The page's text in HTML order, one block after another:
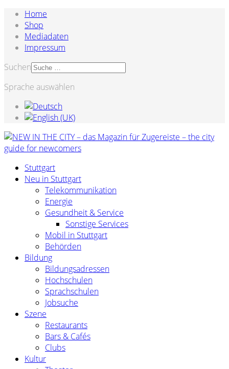
Home
Shop
Mediadaten
Impressum
Suchen
Sprache auswählen
Stuttgart
Neu in Stuttgart
Telekommunikation
Energie
Gesundheit & Service
Sonstige Services
Mobil in Stuttgart
Behörden
Bildung
Bildungsadressen
Hochschulen
Sprachschulen
Jobsuche
Szene
Restaurants
Bars & Cafés
Clubs
Kultur